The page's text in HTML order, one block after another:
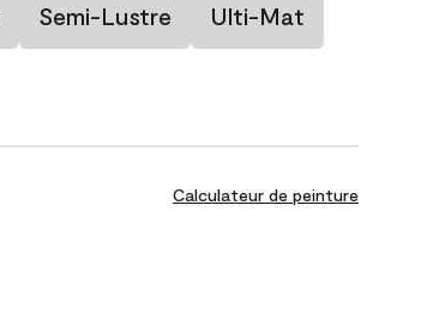
Semi-Lustre Ulti-Mat
Calculateur de peinture